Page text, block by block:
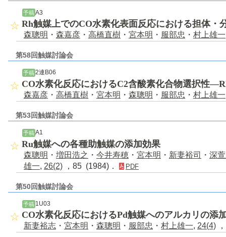
予稿 A3
Rh触媒上でのCO水素化表面反応における担体・
森聰明 ・ 森嘉彦 ・ 高橋直樹 ・ 宮本明 ・ 服部忠 ・ 村上雄一
第58回触媒討論会
予稿 2連B06
CO水素化反応におけるC2含酸素化合物選択性
森嘉彦 ・ 高橋直樹 ・ 宮本明 ・ 森聰明 ・ 服部忠 ・ 村上雄一
第53回触媒討論会
予稿 A1
Ru触媒への各種助触媒の添加効果
森聰明 ・ 増田浩之 ・ 今井寿穂 ・ 宮本明 ・ 新妻裕司 ・ 深
雄一, 26(2) ，85 (1984)． PDF
第50回触媒討論会
予稿 1U03
CO水素化反応におけるPd触媒へのアルカリの添
新妻裕志 ・ 宮本明 ・ 森聰明 ・ 服部忠 ・ 村上雄一, 24(4)